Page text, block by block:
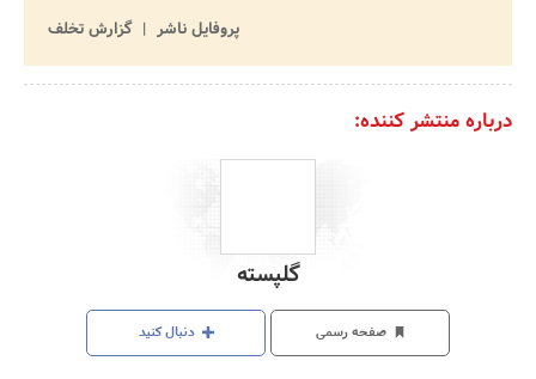
پروفایل ناشر
گزارش تخلف
درباره منتشر کننده:
گلپسته
صفحه رسمی دنبال کنید